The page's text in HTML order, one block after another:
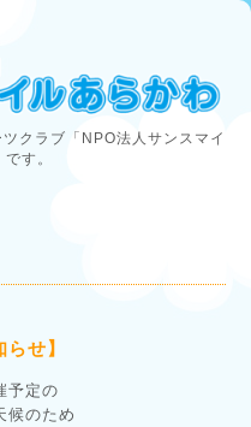
クラブ「NPO法人サンスマイ
す。
せ】
予定の
候のため